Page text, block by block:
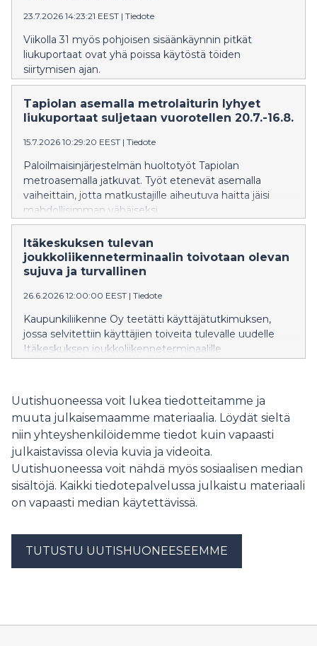
23.7.2026 14:23:21 EEST | Tiedote
Viikolla 31 myös pohjoisen sisäänkäynnin pitkät
liukuportaat ovat yhä poissa käytöstä töiden
siirtymisen ajan.
Tapiolan asemalla metrolaiturin lyhyet
liukuportaat suljetaan vuorotellen 20.7.-16.8.
15.7.2026 10:29:20 EEST | Tiedote
Paloilmaisinjärjestelmän huoltotyöt Tapiolan
metroasemalla jatkuvat. Työt etenevät asemalla
vaiheittain, jotta matkustajille aiheutuva haitta jäisi
mahdollisimman vähäiseksi.
Itäkeskuksen tulevan
joukkoliikenneterminaalin toivotaan olevan
sujuva ja turvallinen
26.6.2026 12:00:00 EEST | Tiedote
Kaupunkiliikenne Oy teetätti käyttäjätutkimuksen,
jossa selvitettiin käyttäjien toiveita tulevalle uudelle
Itäkeskuksen joukkoliikenneterminaalille.
Uutishuoneessa voit lukea tiedotteitamme ja
muuta julkaisemaamme materiaalia. Löydät sieltä
niin yhteyshenkilöidemme tiedot kuin vapaasti
julkaistavissa olevia kuvia ja videoita.
Uutishuoneessa voit nähdä myös sosiaalisen median
sisältöjä. Kaikki tiedotepalvelussa julkaistu materiaali
on vapaasti median käytettävissä.
TUTUSTU UUTISHUONEESEEMME